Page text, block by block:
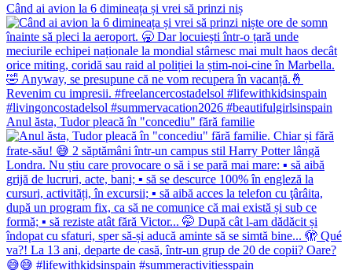
Când ai avion la 6 dimineața și vrei să prinzi niș
Anul ăsta, Tudor pleacă în "concediu" fără familie